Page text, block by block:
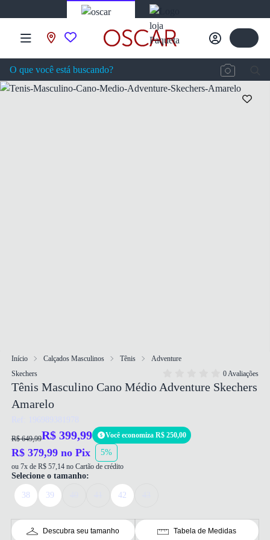
Início Calçados Masculinos Tênis
Adventure
Skechers
0 Avaliações
Tênis Masculino Cano Médio Adventure Skechers
Amarelo
Ref: 196989381978
R$ 649,99R$ 399,99 Você economiza R$ 250,00
R$ 379,99 no Pix 5%
ou 7x de R$ 57,14 no Cartão de crédito
Selecione o tamanho:
38 39 42
Descubra seu tamanho Tabela de Medidas